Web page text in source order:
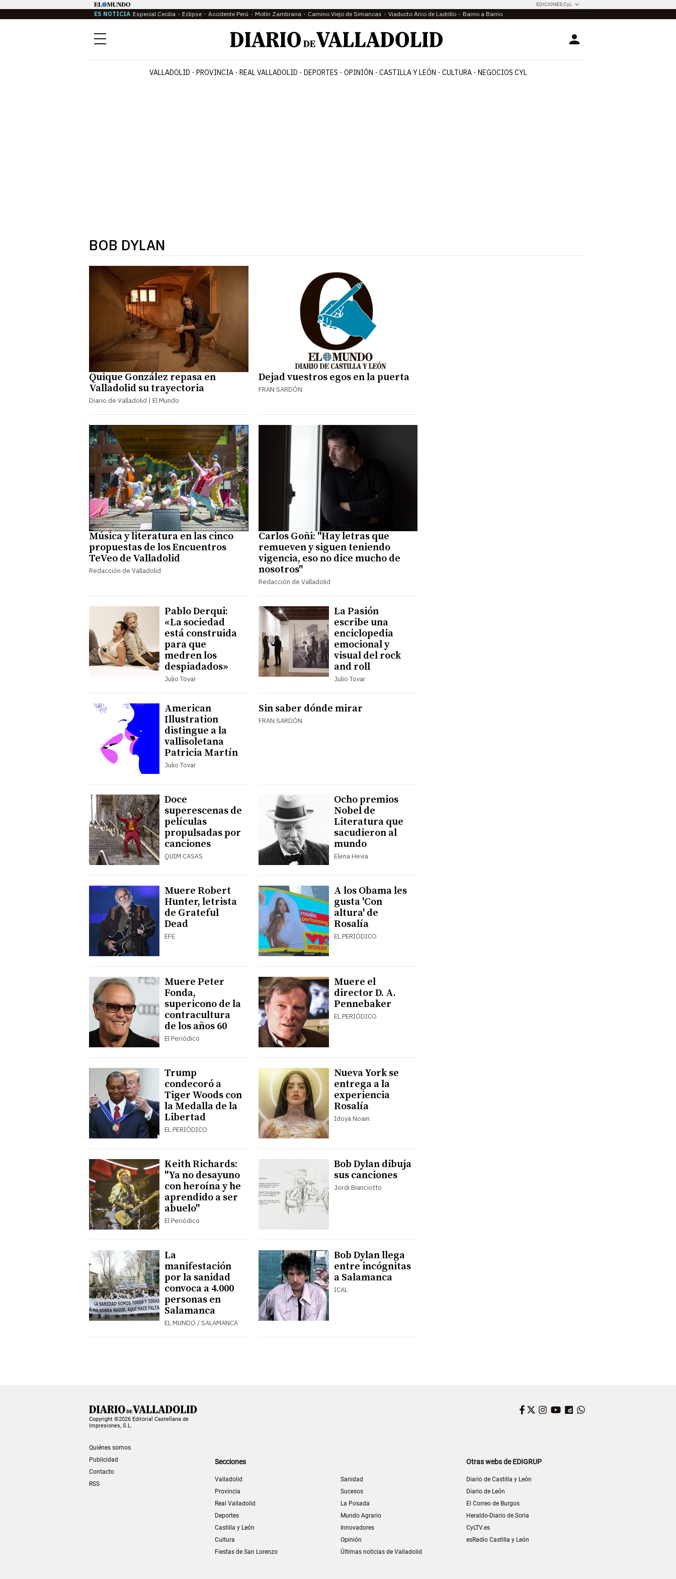
EDICIONES CyL
ES NOTICIA Especial Cecilia Eclipse Accidente Perú Motín Zambrana Camino Viejo de Simancas Viaducto Arco de Ladrillo Barrio a Barrio
Menú Login
VALLADOLID PROVINCIA REAL VALLADOLID DEPORTES OPINIÓN CASTILLA Y LEÓN CULTURA NEGOCIOS CYL
BOB DYLAN
Quique González repasa en
Valladolid su trayectoria
Diario de Valladolid | El Mundo
Dejad vuestros egos en la puerta
FRAN SARDÓN
Música y literatura en las cinco
propuestas de los Encuentros
TeVeo de Valladolid
Redacción de Valladolid
Carlos Goñi: "Hay letras que
remueven y siguen teniendo
vigencia, eso no dice mucho de
nosotros"
Redacción de Valladolid
Pablo Derqui:
«La sociedad
está construida
para que
medren los
despiadados»
Julio Tovar
La Pasión
escribe una
enciclopedia
emocional y
visual del rock
and roll
Julio Tovar
American
Illustration
distingue a la
vallisoletana
Patricia Martín
Julio Tovar
Sin saber dónde mirar
FRAN SARDÓN
Doce
superescenas de
películas
propulsadas por
canciones
QUIM CASAS
Ocho premios
Nobel de
Literatura que
sacudieron al
mundo
Elena Hevia
Muere Robert
Hunter, letrista
de Grateful
Dead
EFE
A los Obama les
gusta 'Con
altura' de
Rosalía
EL PERIÓDICO
Muere Peter
Fonda,
supericono de la
contracultura
de los años 60
El Periódico
Muere el
director D. A.
Pennebaker
EL PERIÓDICO
Trump
condecoró a
Tiger Woods con
la Medalla de la
Libertad
EL PERIÓDICO
Nueva York se
entrega a la
experiencia
Rosalía
Idoya Noain
Keith Richards:
"Ya no desayuno
con heroína y he
aprendido a ser
abuelo"
El Periódico
Bob Dylan dibuja
sus canciones
Jordi Bianciotto
La
manifestación
por la sanidad
convoca a 4.000
personas en
Salamanca
EL MUNDO / SALAMANCA
Bob Dylan llega
entre incógnitas
a Salamanca
ICAL
Copyright ©2026 Editorial Castellana de
Impresiones, S.L.
Quiénes somos
Publicidad
Contacto
RSS
Facebook
Twitter
Instagram
YouTube
Dailymotion
Secciones
Valladolid
Provincia
Real Valladolid
Deportes
Castilla y León
Cultura
Fiestas de San Lorenzo
Sanidad
Sucesos
La Posada
Mundo Agrario
Innovadores
Opinión
Últimas noticias de Valladolid
Otras webs de EDIGRUP
Diario de Castilla y León
Diario de León
El Correo de Burgos
Heraldo-Diario de Soria
CyLTV.es
esRadio Castilla y León